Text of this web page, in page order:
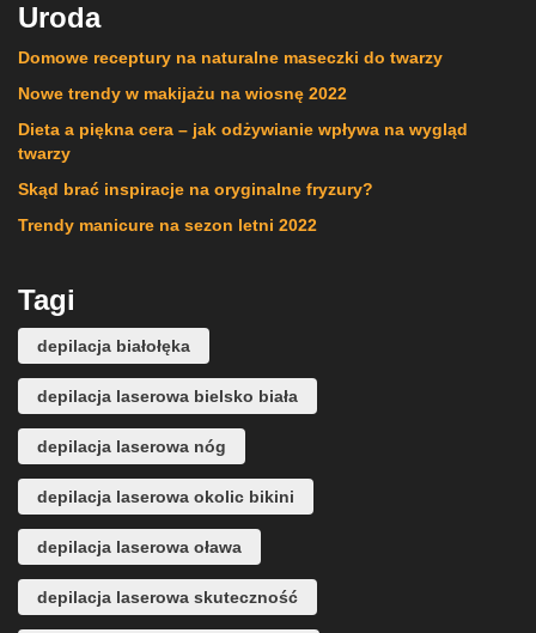
Uroda
Domowe receptury na naturalne maseczki do twarzy
Nowe trendy w makijażu na wiosnę 2022
Dieta a piękna cera – jak odżywianie wpływa na wygląd
twarzy
Skąd brać inspiracje na oryginalne fryzury?
Trendy manicure na sezon letni 2022
Tagi
depilacja białołęka
depilacja laserowa bielsko biała
depilacja laserowa nóg
depilacja laserowa okolic bikini
depilacja laserowa oława
depilacja laserowa skuteczność